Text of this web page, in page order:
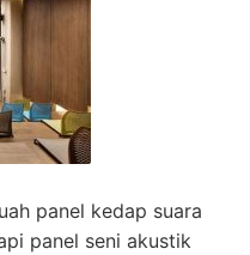
panel kedap suara
panel seni akustik